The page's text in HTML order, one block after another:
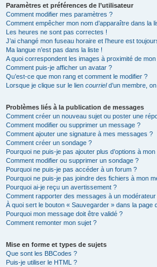
Paramètres et préférences de l’utilisateur
Comment modifier mes paramètres ?
Comment empêcher mon nom d’apparaître dans la
Les heures ne sont pas correctes !
J’ai changé mon fuseau horaire et l’heure est
Ma langue n’est pas dans la liste !
A quoi correspondent les images à proximité de mon
Comment puis-je afficher un avatar ?
Qu’est-ce que mon rang et comment le modifier ?
Lorsque je clique sur le lien courrield’un membre,
Problèmes liés à la publication de messages
Comment créer un nouveau sujet ou poster une
Comment modifier ou supprimer un message ?
Comment ajouter une signature à mes messages ?
Comment créer un sondage ?
Pourquoi ne puis-je pas ajouter plus d’options à
Comment modifier ou supprimer un sondage ?
Pourquoi ne puis-je pas accéder à un forum ?
Pourquoi ne puis-je pas joindre des fichiers à mon
Pourquoi ai-je reçu un avertissement ?
Comment rapporter des messages à un modérateur
À quoi sert le bouton « Sauvegarder » dans la page
Pourquoi mon message doit être validé ?
Comment remonter mon sujet ?
Mise en forme et types de sujets
Que sont les BBCodes ?
Puis-je utiliser le HTML ?